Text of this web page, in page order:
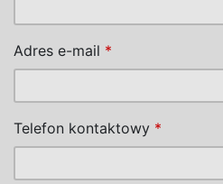
Adres e-mail *
Telefon kontaktowy *